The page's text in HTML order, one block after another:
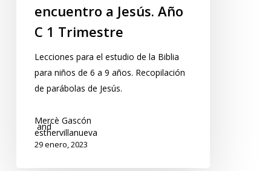
encuentro a Jesús. Año
C 1 Trimestre
Lecciones para el estudio de la Biblia
para niños de 6 a 9 años. Recopilación
de parábolas de Jesús.
Mercè Gascón
and
esthervillanueva
29 enero, 2023